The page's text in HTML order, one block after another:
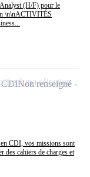
(H/F) pour le
\n\nACTIVITÉS
CDI, vos missions sont
des cahiers de charges et
CDINon renseigné
à ma sélection